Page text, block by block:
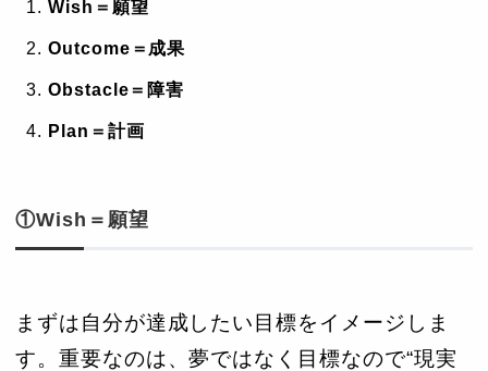
Wish＝願望
Outcome＝成果
Obstacle＝障害
Plan＝計画
①Wish＝願望
まずは自分が達成したい目標をイメージしま
す。重要なのは、夢ではなく目標なので“現実